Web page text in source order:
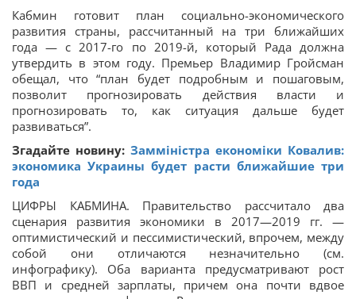
Кабмин готовит план со­­ци­­ально-эко­­номического
развития страны, рассчитанный на три ближайших
года — с 2017-го по 2019-й, который Рада должна
утвердить в этом году. Премьер Владимир Гройсман
обещал, что “план будет подробным и пошаговым,
позволит прогнозировать действия власти и
прогнозировать то, как ситуация дальше будет
развиваться”.
Згадайте новину: Замміністра економіки Ковалив:
экономика Украины будет расти ближайшие три
года
ЦИФРЫ КАБМИНА. Правительство рассчитало два
сценария развития экономики в 2017—2019 гг. —
оптимистический и пессимистический, впрочем, между
собой они отличаются незначительно (см.
инфографику). Оба варианта предусматривают рост
ВВП и средней зарплаты, причем она почти вдвое